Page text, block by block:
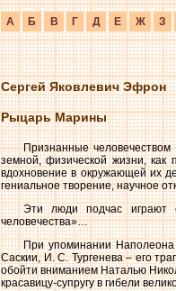
А Б В Г Д Е Ж З
Сергей Яковлевич Эфрон
Рыцарь Марины
Признанные
земной, физической жизни, как
вдохновение в окружающей их
гениальное творение, научное
Эти люди подчас играют
человечества»…
При упоминании
Саскии, И. С. Тургенева – его
обойти вниманием Наталью
красавицу-супругу в гибели